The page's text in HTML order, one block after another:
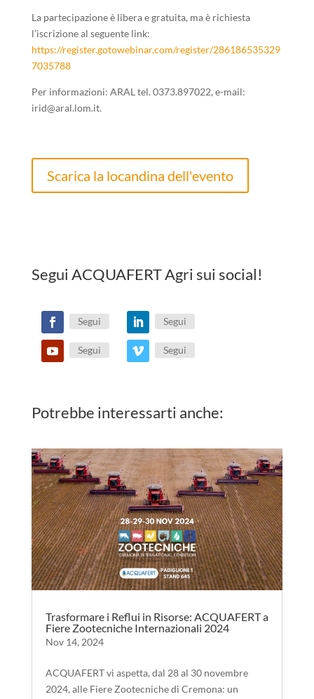
La partecipazione è libera e gratuita, ma è richiesta
l’iscrizione al seguente link:
https://register.gotowebinar.com/register/286186535329
7035788
Per informazioni: ARAL tel. 0373.897022, e-mail:
irid@aral.lom.it.
Scarica la locandina dell'evento
Segui ACQUAFERT Agri sui social!
Segui Segui
Segui Segui
Potrebbe interessarti anche:
Trasformare i Reflui in Risorse: ACQUAFERT a
Fiere Zootecniche Internazionali 2024
Nov 14, 2024
ACQUAFERT vi aspetta, dal 28 al 30 novembre
2024, alle Fiere Zootecniche di Cremona: un